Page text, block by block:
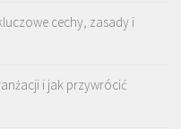
cechy, zasady i
i jak przywrócić